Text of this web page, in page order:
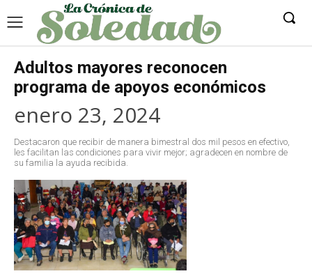
Adultos mayores reconocen
programa de apoyos económicos
enero 23, 2024
Destacaron que recibir de manera bimestral dos mil pesos en efectivo,
les facilitan las condiciones para vivir mejor; agradecen en nombre de
su familia la ayuda recibida.